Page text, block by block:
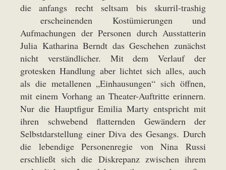
die anfangs recht seltsam bis skurril-trashig
erscheinenden Kostümierungen und
Aufmachungen der Personen durch Ausstatterin
Julia Katharina Berndt das Geschehen zunächst
nicht verständlicher. Mit dem Verlauf der
grotesken Handlung aber lichtet sich alles, auch
als die metallenen „Einhausungen“ sich öffnen,
mit einem Vorhang an Theater-Auftritte erinnern.
Nur die Hauptfigur Emilia Marty entspricht mit
ihren schwebend flatternden Gewändern der
Selbstdarstellung einer Diva des Gesangs. Durch
die lebendige Personenregie von Nina Russi
erschließt sich die Diskrepanz zwischen ihrem